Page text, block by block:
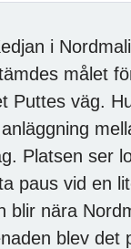
i
målet
Puttes väg.
Platsen ser
paus vid en
blir nära
blev det